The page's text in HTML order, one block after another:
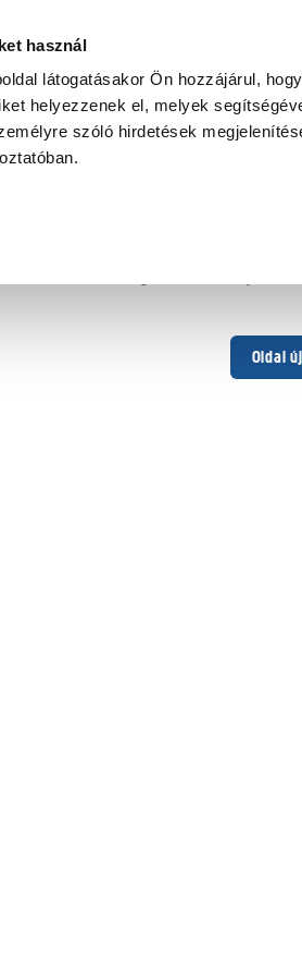
használ
látogatásakor Ön hozzájárul,
helyezzenek el, melyek
szóló hirdetések
Oldal